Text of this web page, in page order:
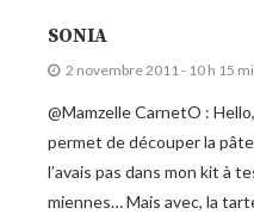
SONIA
2 novembre 2011 - 10 h 15
@Mamzelle CarnetO :
permet de découper la
l’avais pas dans mon kit à
miennes… Mais avec, la